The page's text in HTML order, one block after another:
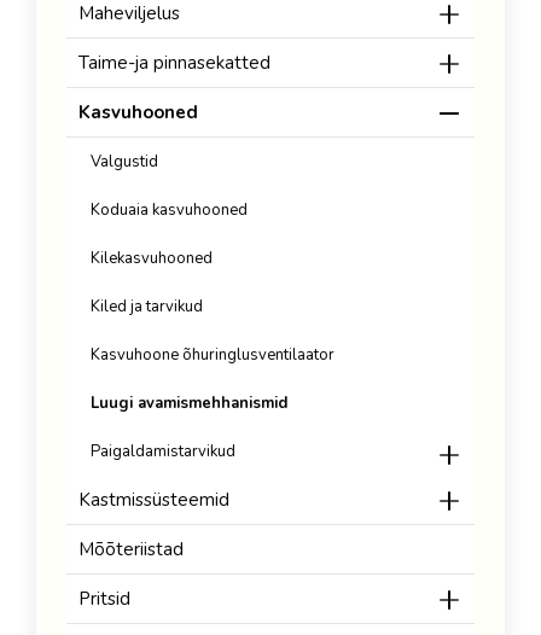
Maheviljelus
Taime-ja pinnasekatted
Kasvuhooned
Valgustid
Koduaia kasvuhooned
Kilekasvuhooned
Kiled ja tarvikud
Kasvuhoone õhuringlusventilaator
Luugi avamismehhanismid
Paigaldamistarvikud
Kastmissüsteemid
Mõõteriistad
Pritsid